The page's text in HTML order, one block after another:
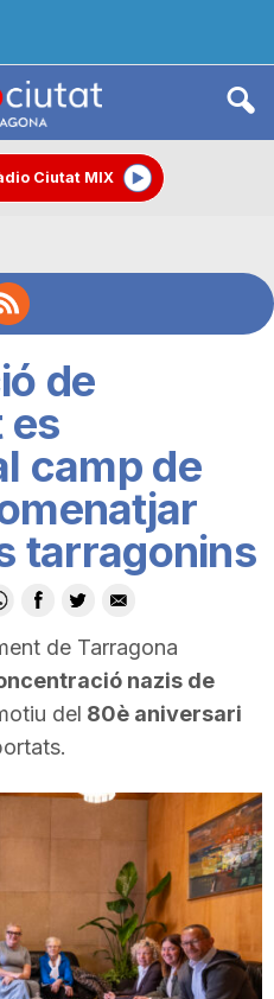
Ciutat MIX
de
es
camp de
tarragonins
de Tarragona
nazis de
del 80è aniversari